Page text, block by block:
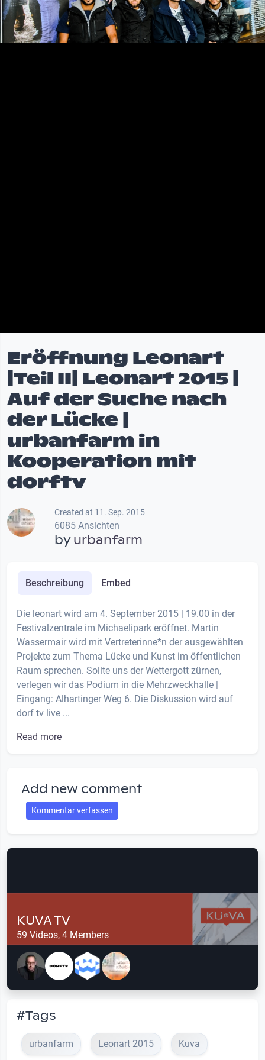
Video
Eröffnung Leonart
|Teil II| Leonart 2015 |
Auf der Suche nach
der Lücke |
urbanfarm in
Kooperation mit
dorftv
Created at 11. Sep. 2015
6085 Ansichten
byurbanfarm
Beschreibung Embed
Die leonart wird am 4. September 2015 | 19.00 in der
Festivalzentrale im Michaelipark eröffnet. Martin
Wassermair wird mit Vertreterinne*n der ausgewählten
Projekte zum Thema Lücke und Kunst im öffentlichen
Raum sprechen. Sollte uns der Wettergott zürnen,
verlegen wir das Podium in die Mehrzweckhalle |
Eingang: Alhartinger Weg 6. Die Diskussion wird auf
dorf tv live ...
Read more
Add new comment
Kommentar verfassen
KUVA TV
59 Videos, 4 Members
#Tags
urbanfarm Leonart 2015 Kuva